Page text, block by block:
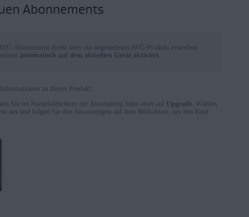
Abonnements
Abonnement direkt über ein abgelaufenes AVG-Produkt erworben
automatisch auf dem aktuellen Gerät aktiviert
zu Ihrem Produkt:
Sie im Hauptbildschirm der Anwendung links oben auf Upgrade . Wählen
aus und folgen Sie den Anweisungen auf dem Bildschirm, um den Kauf